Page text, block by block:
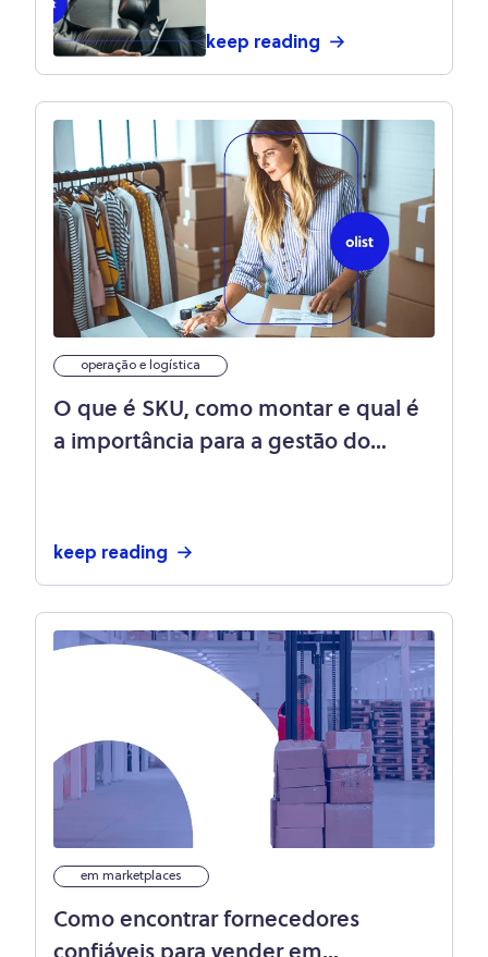
processos de sua
keep reading
operação e logística
O que é SKU, como montar e qual é
a importância para a gestão do
keep reading
em marketplaces
Como encontrar fornecedores